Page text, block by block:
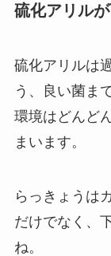
硫化アリル
硫化アリルは
う、良い菌ま
環境はどんど
まいます。
らっきょうは
だけでなく、
ね。